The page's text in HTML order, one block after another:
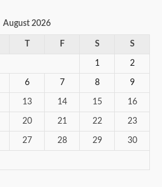
August 2026
T F S S
1 2
6 7 8 9
13 14 15 16
20 21 22 23
27 28 29 30